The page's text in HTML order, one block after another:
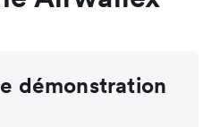
démonstration